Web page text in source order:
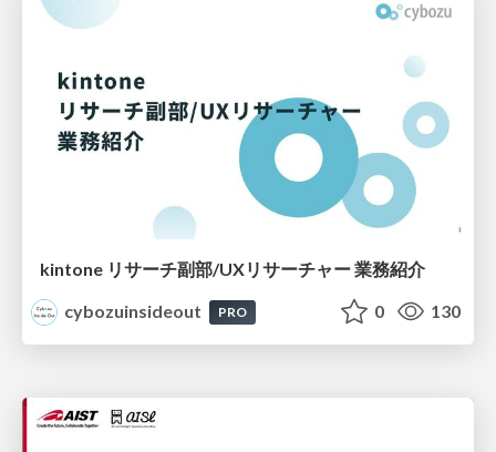
kintone リサーチ副部/UXリサーチャー 業務紹介
cybozuinsideout
PRO 0 130